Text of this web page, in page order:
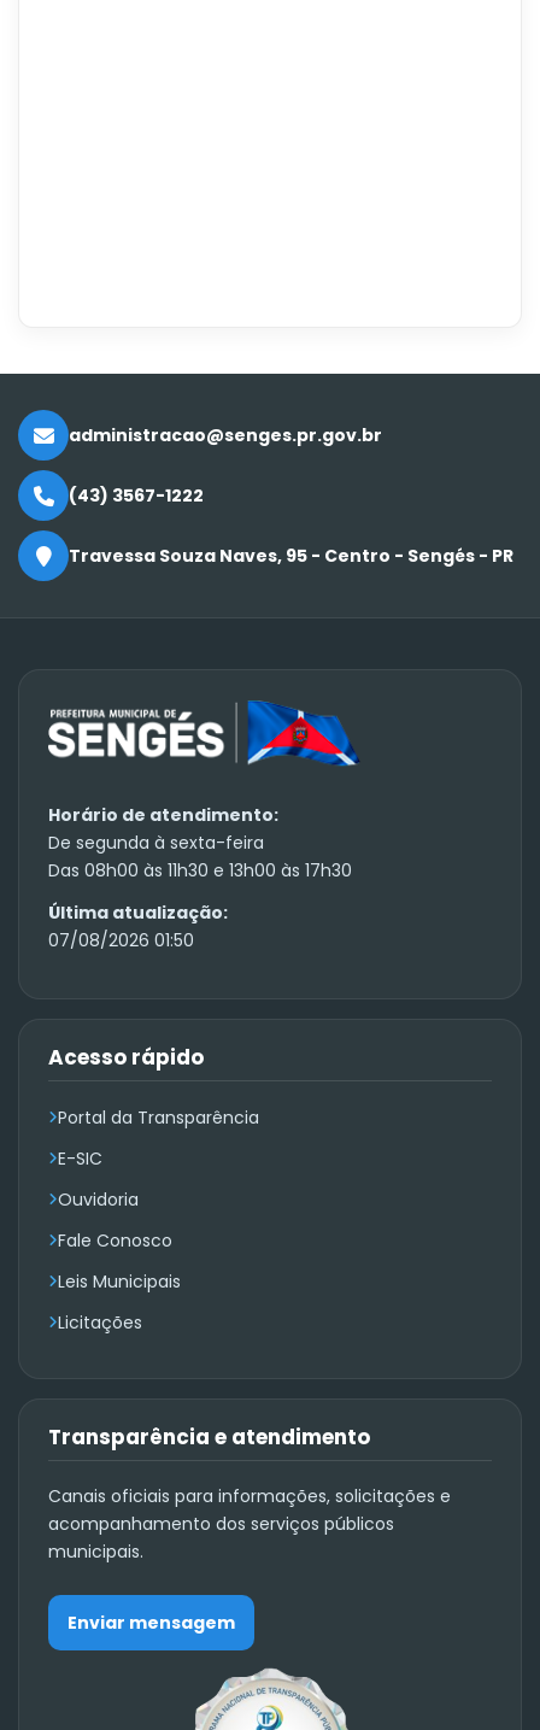
administracao@senges.pr.gov.br
(43) 3567-1222
Travessa Souza Naves, 95 - Centro - Sengés - PR
Horário de atendimento:
De segunda à sexta-feira
Das 08h00 às 11h30 e 13h00 às 17h30
Última atualização:
07/08/2026 01:50
Acesso rápido
Portal da Transparência
E-SIC
Ouvidoria
Fale Conosco
Leis Municipais
Licitações
Transparência e atendimento
Canais oficiais para informações, solicitações e
acompanhamento dos serviços públicos
municipais.
Enviar mensagem